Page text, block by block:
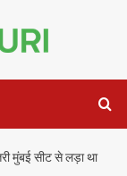
मुंबई सीट से लड़ा था